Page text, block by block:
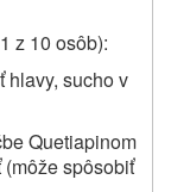
z 10 osôb):
hlavy, sucho v
Quetiapinom
spôsobiť